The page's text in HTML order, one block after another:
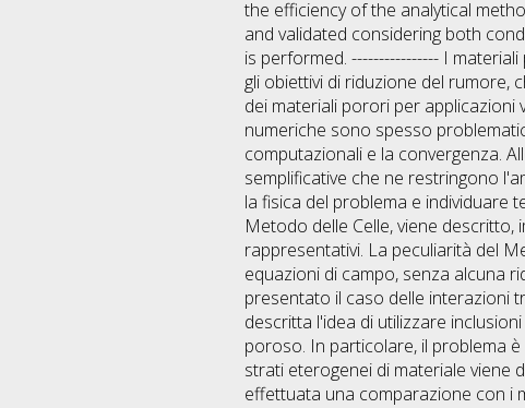
the efficiency of the analytical
and validated considering both
is performed. ---------------- I
gli obiettivi di riduzione del rumore,
dei materiali porori per
numeriche sono spesso
computazionali e la convergenza.
semplificative che ne restringono
la fisica del problema e individuare
Metodo delle Celle, viene
rappresentativi. La peculiarità del
equazioni di campo, senza alcuna
presentato il caso delle interazioni
descritta l'idea di utilizzare
poroso. In particolare, il problema
strati eterogenei di materiale viene
effettuata una comparazione con i